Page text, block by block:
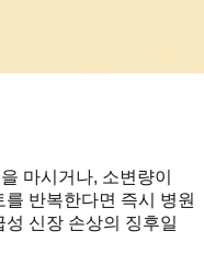
마시거나, 소변량이
반복한다면 즉시 병원
신장 손상의 징후일